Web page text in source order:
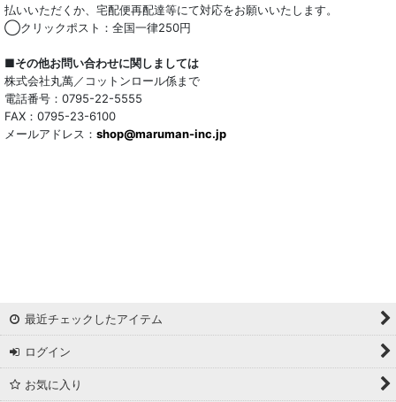
払いいただくか、宅配便再配達等にて対応をお願いいたします。
◯クリックポスト：全国一律250円
■その他お問い合わせに関しましては
株式会社丸萬／コットンロール係まで
電話番号：0795-22-5555
FAX：0795-23-6100
メールアドレス： shop@maruman-inc.jp
最近チェックしたアイテム
ログイン
お気に入り